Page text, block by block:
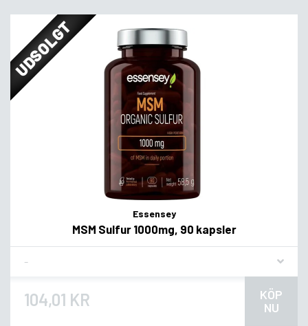
UDSOLGT
Essensey
MSM Sulfur 1000mg, 90 kapsler
104,01 KR
KÖP
NU